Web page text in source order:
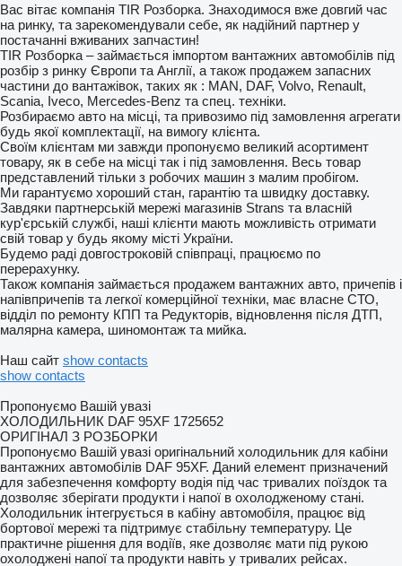
Вас вітає компанія TIR Розборка. Знаходимося вже довгий час
на ринку, та зарекомендували себе, як надійний партнер у
постачанні вживаних запчастин!
TIR Розборка – займається імпортом вантажних автомобілів під
розбір з ринку Європи та Англії, а також продажем запасних
частини до вантажівок, таких як : MAN, DAF, Volvo, Renault,
Scania, Iveco, Mercedes-Benz та спец. техніки.
Розбираємо авто на місці, та привозимо під замовлення агрегати
будь якої комплектації, на вимогу клієнта.
Своїм клієнтам ми завжди пропонуємо великий асортимент
товару, як в себе на місці так і під замовлення. Весь товар
представлений тільки з робочих машин з малим пробігом.
Ми гарантуємо хороший стан, гарантію та швидку доставку.
Завдяки партнерській мережі магазинів Strans та власній
кур'єрській службі, наші клієнти мають можливість отримати
свій товар у будь якому місті України.
Будемо раді довгостроковій співпраці, працюємо по
перерахунку.
Також компанія займається продажем вантажних авто, причепів і
напівпричепів та легкої комерційної техніки, має власне СТО,
відділ по ремонту КПП та Редукторів, відновлення після ДТП,
малярна камера, шиномонтаж та мийка.
Наш сайт show contacts
show contacts
Пропонуємо Вашій увазі
ХОЛОДИЛЬНИК DAF 95XF 1725652
ОРИГІНАЛ З РОЗБОРКИ
Пропонуємо Вашій увазі оригінальний холодильник для кабіни
вантажних автомобілів DAF 95XF. Даний елемент призначений
для забезпечення комфорту водія під час тривалих поїздок та
дозволяє зберігати продукти і напої в охолодженому стані.
Холодильник інтегрується в кабіну автомобіля, працює від
бортової мережі та підтримує стабільну температуру. Це
практичне рішення для водіїв, яке дозволяє мати під рукою
охолоджені напої та продукти навіть у тривалих рейсах.